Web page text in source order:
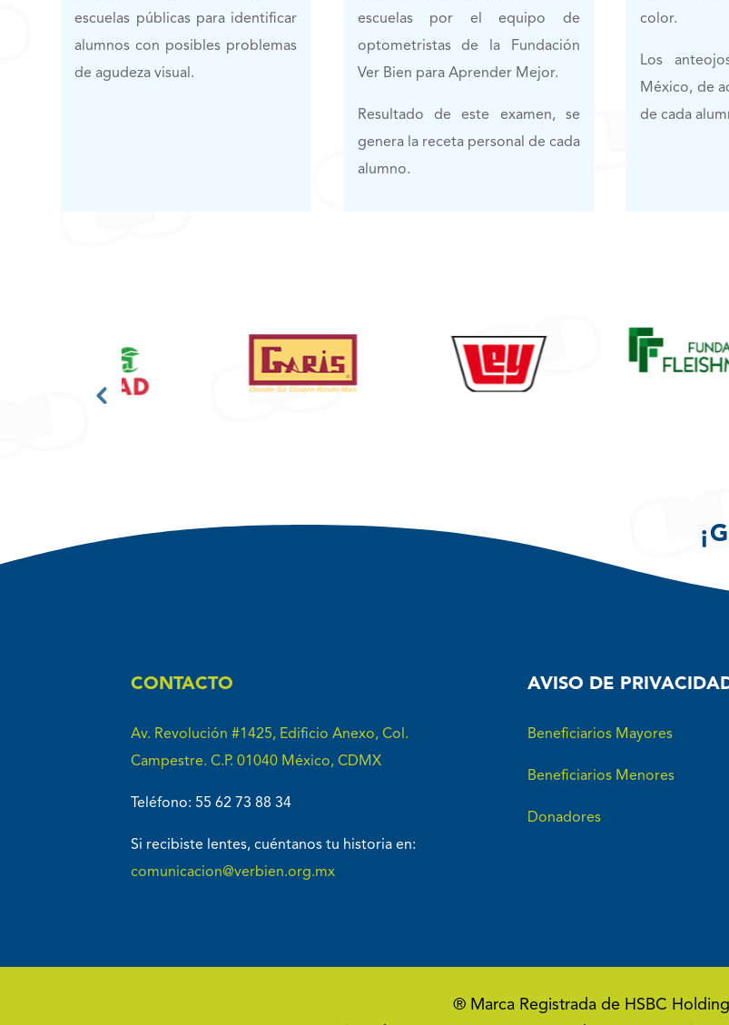
escuelas públicas para identificar
alumnos con posibles problemas
de agudeza visual.
escuelas por el equipo de
optometristas de la Fundación
Ver Bien para Aprender Mejor.
Resultado de este examen, se
genera la receta personal de cada
alumno.
color.
Los
México, de
de cada
CONTACTO
Av. Revolución #1425, Edificio Anexo, Col.
Campestre. C.P. 01040 México, CDMX
Teléfono: 55 62 73 88 34
Si recibiste lentes, cuéntanos tu historia en:
comunicacion@verbien.org.mx
AVISO DE
Beneficiarios Mayores
Beneficiarios Menores
Donadores
® Marca Registrada de HSBC